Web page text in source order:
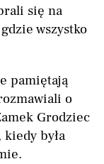
się na
wszystko
pamiętają
o
Grodziec
była